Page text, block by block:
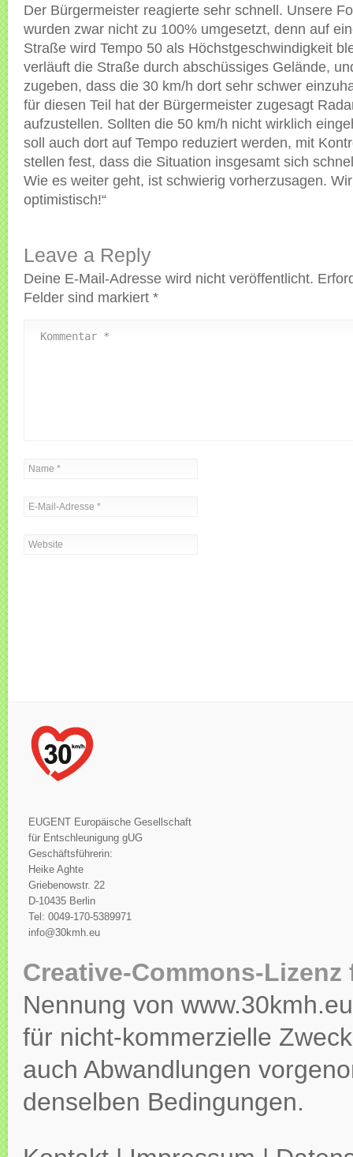
Der Bürgermeister reagierte sehr schnell. Unsere
wurden zwar nicht zu 100% umgesetzt, denn auf
Straße wird Tempo 50 als Höchstgeschwindigkeit
verläuft die Straße durch abschüssiges Gelände,
zugeben, dass die 30 km/h dort sehr schwer
für diesen Teil hat der Bürgermeister zugesagt
aufzustellen. Sollten die 50 km/h nicht wirklich
soll auch dort auf Tempo reduziert werden, mit
stellen fest, dass die Situation insgesamt sich
Wie es weiter geht, ist schwierig vorherzusagen.
optimistisch!“
Leave a Reply
Deine E-Mail-Adresse wird nicht veröffentlicht.
Felder sind markiert *
EUGENT Europäische Gesellschaft
für Entschleunigung gUG
Geschäftsführerin:
Heike Aghte
Griebenowstr. 22
D-10435 Berlin
Tel: 0049-170-5389971
info@30kmh.eu
Creative-Commons-
Nennung von
für nicht-kommerzielle
auch Abwandlungen
denselben Bedingungen.